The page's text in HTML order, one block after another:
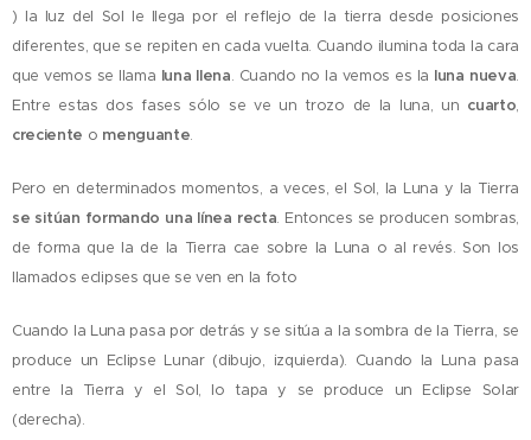
) la luz del Sol le llega por el reflejo de la tierra desde posiciones
diferentes, que se repiten en cada vuelta. Cuando ilumina toda la cara
que vemos se llama luna llena. Cuando no la vemos es la luna nueva.
Entre estas dos fases sólo se ve un trozo de la luna, un cuarto,
creciente o menguante.
Pero en determinados momentos, a veces, el Sol, la Luna y la Tierra
se sitúan formando una línea recta. Entonces se producen sombras,
de forma que la de la Tierra cae sobre la Luna o al revés. Son los
llamados eclipses que se ven en la foto
Cuando la Luna pasa por detrás y se sitúa a la sombra de la Tierra, se
produce un Eclipse Lunar (dibujo, izquierda). Cuando la Luna pasa
entre la Tierra y el Sol, lo tapa y se produce un Eclipse Solar
(derecha).